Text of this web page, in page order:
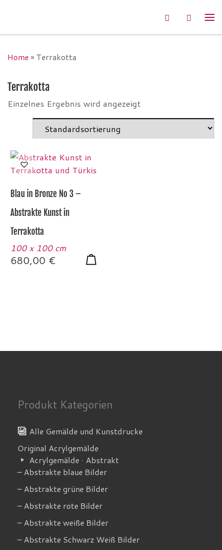
Search
Home » Terrakotta
Terrakotta
Einzelnes Ergebnis wird angezeigt
Blau in Bronze No 3 –
Abstrakte Kunst in
Terrakotta
100 x 100 cm
680,00 €
Produkt Kategorien
Alle Gemälde und Kunstdrucke
Original Acrylgemälde
Acrylgemälde · Abstrakt
– Abstrakte blaue Bilder
– Abstrakte grüne Bilder
– Abstrakte rote Bilder
– Abstrakte weiße Bilder
– Abstrakte Schwarz Weiß Bilder